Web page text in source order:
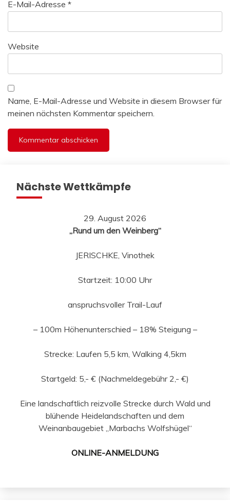
E-Mail-Adresse *
Website
Name, E-Mail-Adresse und Website in diesem Browser für
meinen nächsten Kommentar speichern.
Nächste Wettkämpfe
29. August 2026
„Rund um den Weinberg“
JERISCHKE, Vinothek
Startzeit: 10:00 Uhr
anspruchsvoller Trail-Lauf
– 100m Höhenunterschied – 18% Steigung –
Strecke: Laufen 5,5 km, Walking 4,5km
Startgeld: 5,- € (Nachmeldegebühr 2,- €)
Eine landschaftlich reizvolle Strecke durch Wald und
blühende Heidelandschaften und dem
Weinanbaugebiet „Marbachs Wolfshügel“
ONLINE-ANMELDUNG